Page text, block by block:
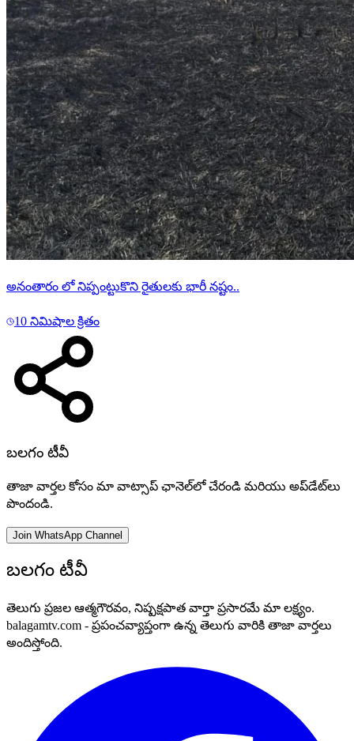
అనంతారం లో నిప్పంట్టుకొని రైతులకు భారీ నష్టం..
10 నిమిషాల క్రితం
బలగం టీవీ
తాజా వార్తల కోసం మా వాట్సాప్ ఛానెల్‌లో చేరండి మరియు అప్‌డేట్‌లు
పొందండి.
Join WhatsApp Channel
బలగం టీవీ
తెలుగు ప్రజల ఆత్మగౌరవం, నిష్పక్షపాత వార్తా ప్రసారమే మా లక్ష్యం.
balagamtv.com - ప్రపంచవ్యాప్తంగా ఉన్న తెలుగు వారికి తాజా వార్తలు
అందిస్తోంది.